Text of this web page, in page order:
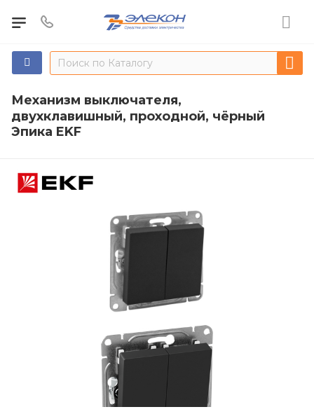
Механизм выключателя,
двухклавишный, проходной, чёрный
Эпика EKF